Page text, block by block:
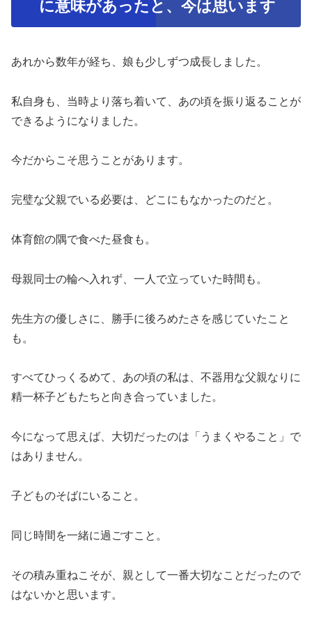
に意味があったと、今は思います
あれから数年が経ち、娘も少しずつ成長しました。
私自身も、当時より落ち着いて、あの頃を振り返ることが
できるようになりました。
今だからこそ思うことがあります。
完璧な父親でいる必要は、どこにもなかったのだと。
体育館の隅で食べた昼食も。
母親同士の輪へ入れず、一人で立っていた時間も。
先生方の優しさに、勝手に後ろめたさを感じていたこと
も。
すべてひっくるめて、あの頃の私は、不器用な父親なりに
精一杯子どもたちと向き合っていました。
今になって思えば、大切だったのは「うまくやること」で
はありません。
子どものそばにいること。
同じ時間を一緒に過ごすこと。
その積み重ねこそが、親として一番大切なことだったので
はないかと思います。